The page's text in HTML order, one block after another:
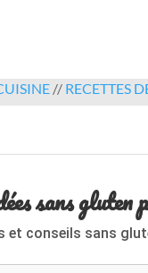
// RECETTES
sans gluten
et conseils sans